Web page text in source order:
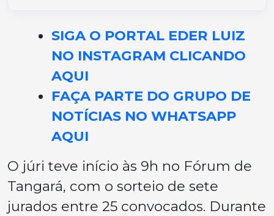
SIGA O PORTAL EDER LUIZ
NO INSTAGRAM CLICANDO
AQUI
FAÇA PARTE DO GRUPO DE
NOTÍCIAS NO WHATSAPP
AQUI
O júri teve início às 9h no Fórum de
Tangará, com o sorteio de sete
jurados entre 25 convocados. Durante